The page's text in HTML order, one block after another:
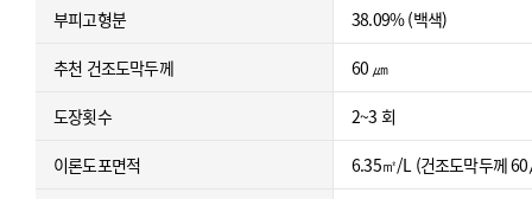
부피고형분 38.09% (백색)
추천 건조도막두께 60 ㎛
도장횟수 2~3 회
이론도포면적 6.35㎡/L (건조도막두께